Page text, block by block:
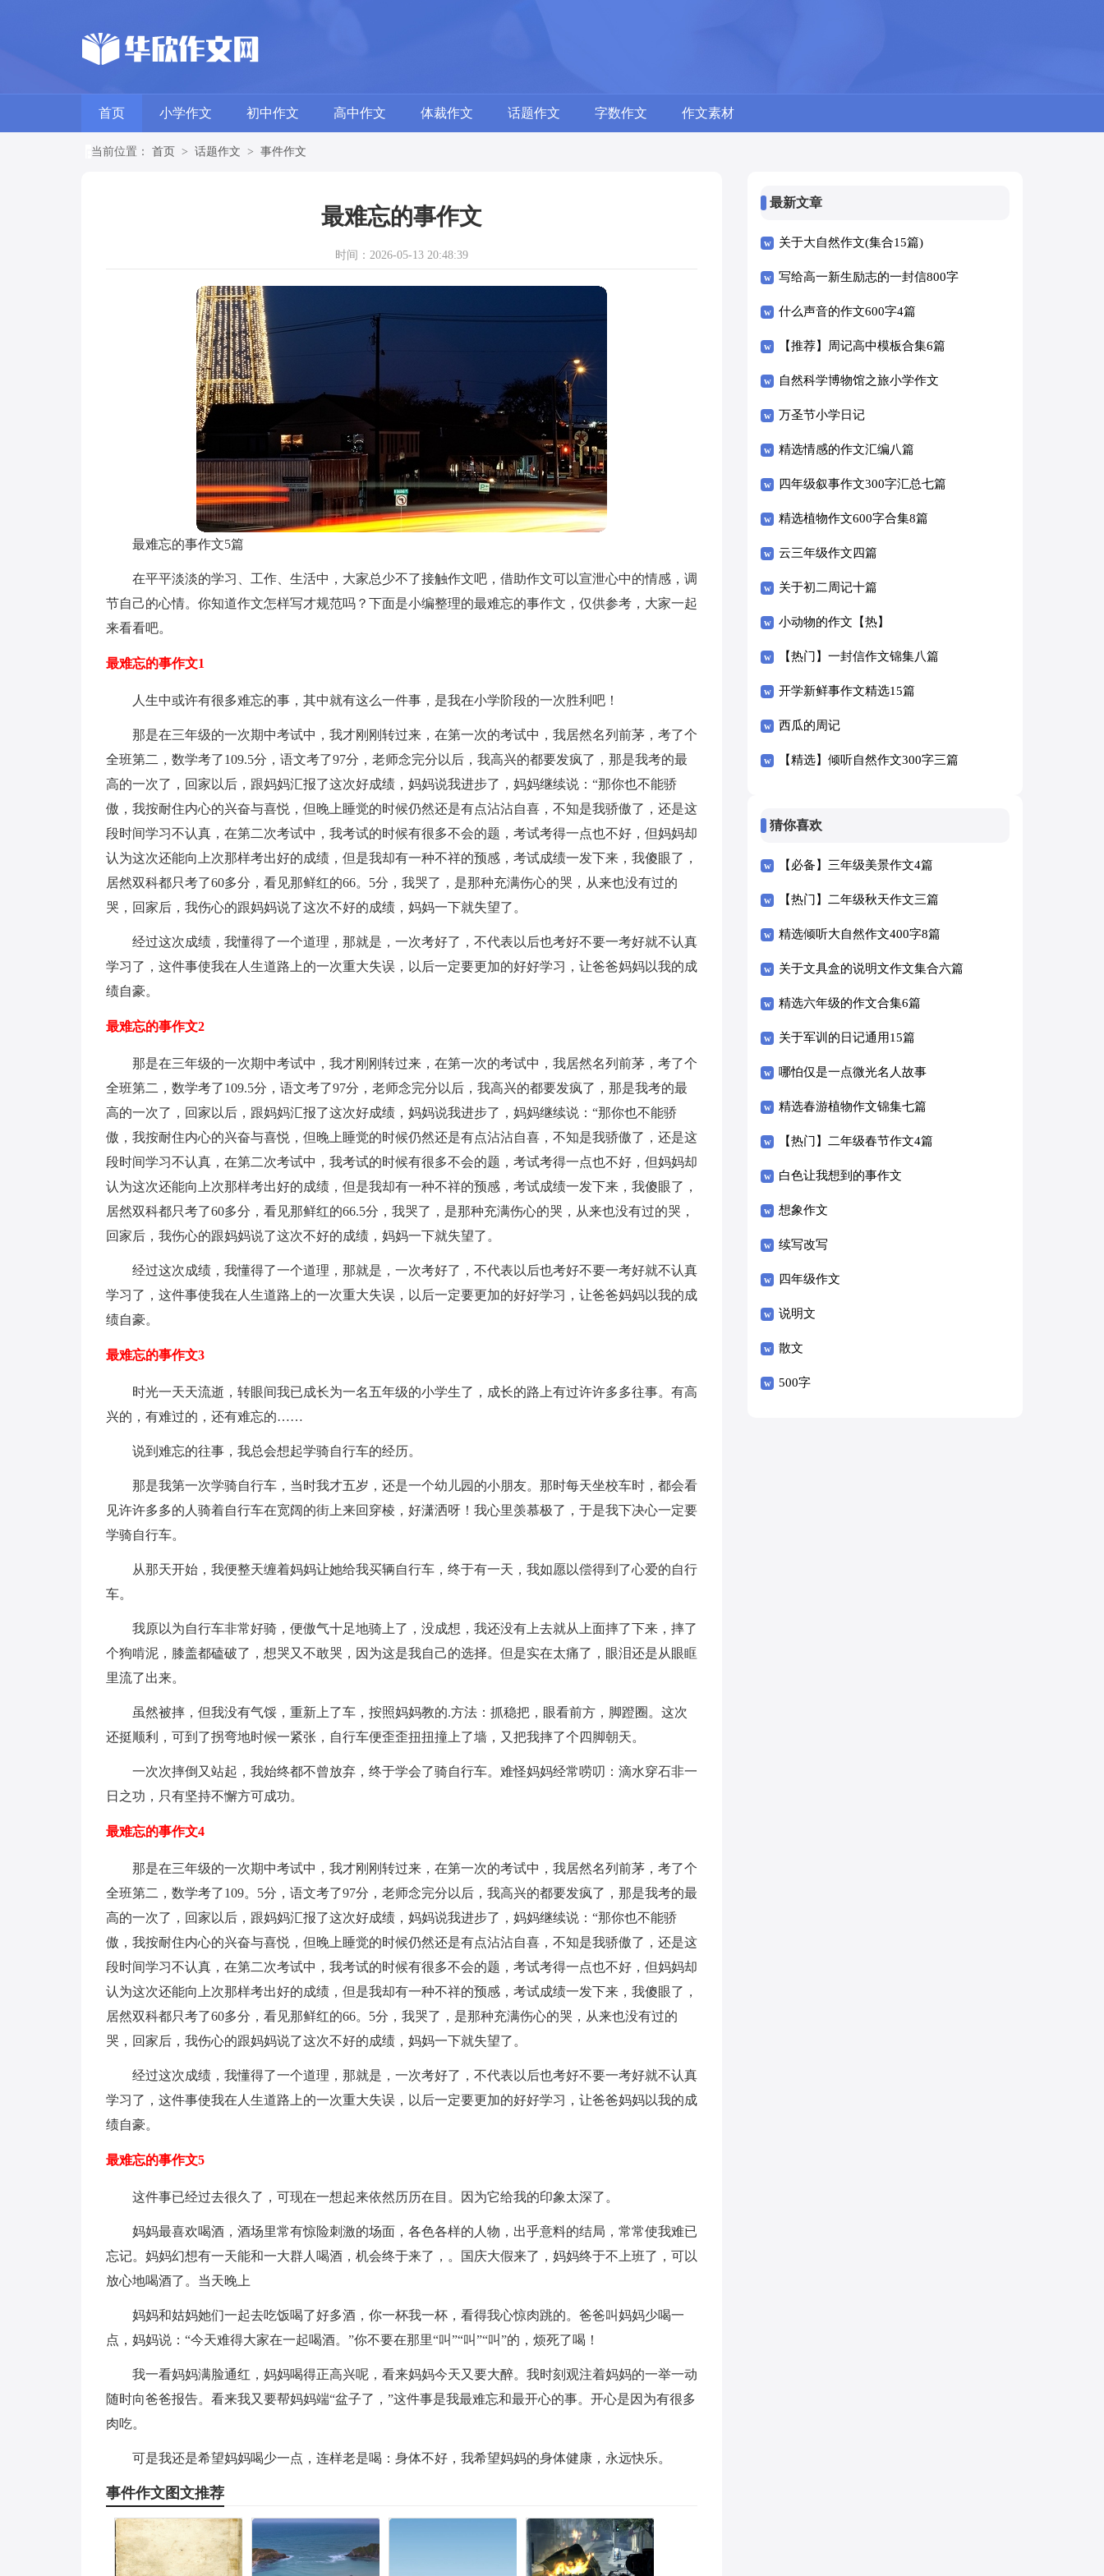
首页 小学作文 初中作文 高中作文 体裁作文 话题作文 字数作文 作文素材
当前位置： 首页 > 话题作文 > 事件作文
最难忘的事作文
时间：2026-05-13 20:48:39
最难忘的事作文5篇
在平平淡淡的学习、工作、生活中，大家总少不了接触作文吧，借助作文可以宣泄心中的情感，调
节自己的心情。你知道作文怎样写才规范吗？下面是小编整理的最难忘的事作文，仅供参考，大家一起
来看看吧。
最难忘的事作文1
人生中或许有很多难忘的事，其中就有这么一件事，是我在小学阶段的一次胜利吧！
那是在三年级的一次期中考试中，我才刚刚转过来，在第一次的考试中，我居然名列前茅，考了个
全班第二，数学考了109.5分，语文考了97分，老师念完分以后，我高兴的都要发疯了，那是我考的最
高的一次了，回家以后，跟妈妈汇报了这次好成绩，妈妈说我进步了，妈妈继续说：“那你也不能骄
傲，我按耐住内心的兴奋与喜悦，但晚上睡觉的时候仍然还是有点沾沾自喜，不知是我骄傲了，还是这
段时间学习不认真，在第二次考试中，我考试的时候有很多不会的题，考试考得一点也不好，但妈妈却
认为这次还能向上次那样考出好的成绩，但是我却有一种不祥的预感，考试成绩一发下来，我傻眼了，
居然双科都只考了60多分，看见那鲜红的66。5分，我哭了，是那种充满伤心的哭，从来也没有过的
哭，回家后，我伤心的跟妈妈说了这次不好的成绩，妈妈一下就失望了。
经过这次成绩，我懂得了一个道理，那就是，一次考好了，不代表以后也考好不要一考好就不认真
学习了，这件事使我在人生道路上的一次重大失误，以后一定要更加的好好学习，让爸爸妈妈以我的成
绩自豪。
最难忘的事作文2
那是在三年级的一次期中考试中，我才刚刚转过来，在第一次的考试中，我居然名列前茅，考了个
全班第二，数学考了109.5分，语文考了97分，老师念完分以后，我高兴的都要发疯了，那是我考的最
高的一次了，回家以后，跟妈妈汇报了这次好成绩，妈妈说我进步了，妈妈继续说：“那你也不能骄
傲，我按耐住内心的兴奋与喜悦，但晚上睡觉的时候仍然还是有点沾沾自喜，不知是我骄傲了，还是这
段时间学习不认真，在第二次考试中，我考试的时候有很多不会的题，考试考得一点也不好，但妈妈却
认为这次还能向上次那样考出好的成绩，但是我却有一种不祥的预感，考试成绩一发下来，我傻眼了，
居然双科都只考了60多分，看见那鲜红的66.5分，我哭了，是那种充满伤心的哭，从来也没有过的哭，
回家后，我伤心的跟妈妈说了这次不好的成绩，妈妈一下就失望了。
经过这次成绩，我懂得了一个道理，那就是，一次考好了，不代表以后也考好不要一考好就不认真
学习了，这件事使我在人生道路上的一次重大失误，以后一定要更加的好好学习，让爸爸妈妈以我的成
绩自豪。
最难忘的事作文3
时光一天天流逝，转眼间我已成长为一名五年级的小学生了，成长的路上有过许许多多往事。有高
兴的，有难过的，还有难忘的……
说到难忘的往事，我总会想起学骑自行车的经历。
那是我第一次学骑自行车，当时我才五岁，还是一个幼儿园的小朋友。那时每天坐校车时，都会看
见许许多多的人骑着自行车在宽阔的街上来回穿棱，好潇洒呀！我心里羡慕极了，于是我下决心一定要
学骑自行车。
从那天开始，我便整天缠着妈妈让她给我买辆自行车，终于有一天，我如愿以偿得到了心爱的自行
车。
我原以为自行车非常好骑，便傲气十足地骑上了，没成想，我还没有上去就从上面摔了下来，摔了
个狗啃泥，膝盖都磕破了，想哭又不敢哭，因为这是我自己的选择。但是实在太痛了，眼泪还是从眼眶
里流了出来。
虽然被摔，但我没有气馁，重新上了车，按照妈妈教的.方法：抓稳把，眼看前方，脚蹬圈。这次
还挺顺利，可到了拐弯地时候一紧张，自行车便歪歪扭扭撞上了墙，又把我摔了个四脚朝天。
一次次摔倒又站起，我始终都不曾放弃，终于学会了骑自行车。难怪妈妈经常唠叨：滴水穿石非一
日之功，只有坚持不懈方可成功。
最难忘的事作文4
那是在三年级的一次期中考试中，我才刚刚转过来，在第一次的考试中，我居然名列前茅，考了个
全班第二，数学考了109。5分，语文考了97分，老师念完分以后，我高兴的都要发疯了，那是我考的最
高的一次了，回家以后，跟妈妈汇报了这次好成绩，妈妈说我进步了，妈妈继续说：“那你也不能骄
傲，我按耐住内心的兴奋与喜悦，但晚上睡觉的时候仍然还是有点沾沾自喜，不知是我骄傲了，还是这
段时间学习不认真，在第二次考试中，我考试的时候有很多不会的题，考试考得一点也不好，但妈妈却
认为这次还能向上次那样考出好的成绩，但是我却有一种不祥的预感，考试成绩一发下来，我傻眼了，
居然双科都只考了60多分，看见那鲜红的66。5分，我哭了，是那种充满伤心的哭，从来也没有过的
哭，回家后，我伤心的跟妈妈说了这次不好的成绩，妈妈一下就失望了。
经过这次成绩，我懂得了一个道理，那就是，一次考好了，不代表以后也考好不要一考好就不认真
学习了，这件事使我在人生道路上的一次重大失误，以后一定要更加的好好学习，让爸爸妈妈以我的成
绩自豪。
最难忘的事作文5
这件事已经过去很久了，可现在一想起来依然历历在目。因为它给我的印象太深了。
妈妈最喜欢喝酒，酒场里常有惊险刺激的场面，各色各样的人物，出乎意料的结局，常常使我难已
忘记。妈妈幻想有一天能和一大群人喝酒，机会终于来了，。国庆大假来了，妈妈终于不上班了，可以
放心地喝酒了。当天晚上
妈妈和姑妈她们一起去吃饭喝了好多酒，你一杯我一杯，看得我心惊肉跳的。爸爸叫妈妈少喝一
点，妈妈说：“今天难得大家在一起喝酒。”你不要在那里“叫”“叫”“叫”的，烦死了喝！
我一看妈妈满脸通红，妈妈喝得正高兴呢，看来妈妈今天又要大醉。我时刻观注着妈妈的一举一动
随时向爸爸报告。看来我又要帮妈妈端“盆子了，”这件事是我最难忘和最开心的事。开心是因为有很多
肉吃。
可是我还是希望妈妈喝少一点，连样老是喝：身体不好，我希望妈妈的身体健康，永远快乐。
事件作文图文推荐
最新文章
关于大自然作文(集合15篇)
写给高一新生励志的一封信800字
（精选5篇）
什么声音的作文600字4篇
【推荐】周记高中模板合集6篇
自然科学博物馆之旅小学作文
万圣节小学日记
精选情感的作文汇编八篇
四年级叙事作文300字汇总七篇
精选植物作文600字合集8篇
云三年级作文四篇
关于初二周记十篇
小动物的作文【热】
【热门】一封信作文锦集八篇
开学新鲜事作文精选15篇
西瓜的周记
【精选】倾听自然作文300字三篇
猜你喜欢
【必备】三年级美景作文4篇
【热门】二年级秋天作文三篇
精选倾听大自然作文400字8篇
关于文具盒的说明文作文集合六篇
精选六年级的作文合集6篇
关于军训的日记通用15篇
哪怕仅是一点微光名人故事
精选春游植物作文锦集七篇
【热门】二年级春节作文4篇
白色让我想到的事作文
想象作文
续写改写
四年级作文
说明文
散文
500字